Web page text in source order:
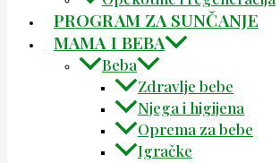
PROGRAM ZA SUNČANJE
MAMA I BEBA
Beba
Zdravlje bebe
Njega i higijena
Oprema za bebe
Igračke